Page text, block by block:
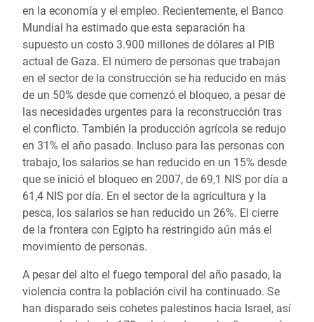
en la economía y el empleo. Recientemente, el Banco
Mundial ha estimado que esta separación ha
supuesto un costo 3.900 millones de dólares al PIB
actual de Gaza. El número de personas que trabajan
en el sector de la construcción se ha reducido en más
de un 50% desde que comenzó el bloqueo, a pesar de
las necesidades urgentes para la reconstrucción tras
el conflicto. También la producción agrícola se redujo
en 31% el año pasado. Incluso para las personas con
trabajo, los salarios se han reducido en un 15% desde
que se inició el bloqueo en 2007, de 69,1 NIS por día a
61,4 NIS por día. En el sector de la agricultura y la
pesca, los salarios se han reducido un 26%. El cierre
de la frontera con Egipto ha restringido aún más el
movimiento de personas.
A pesar del alto el fuego temporal del año pasado, la
violencia contra la población civil ha continuado. Se
han disparado seis cohetes palestinos hacia Israel, así